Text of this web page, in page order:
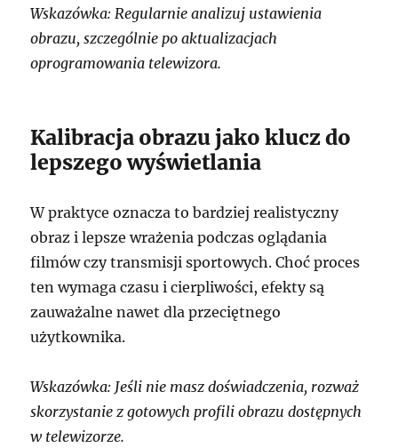
Wskazówka: Regularnie analizuj ustawienia
obrazu, szczególnie po aktualizacjach
oprogramowania telewizora.
Kalibracja obrazu jako klucz do
lepszego wyświetlania
W praktyce oznacza to bardziej realistyczny
obraz i lepsze wrażenia podczas oglądania
filmów czy transmisji sportowych. Choć proces
ten wymaga czasu i cierpliwości, efekty są
zauważalne nawet dla przeciętnego
użytkownika.
Wskazówka: Jeśli nie masz doświadczenia, rozważ
skorzystanie z gotowych profili obrazu dostępnych
w telewizorze.